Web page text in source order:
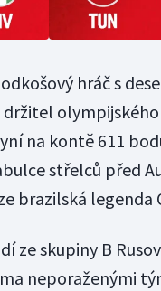
hráč s
držitel
na kontě 611
střelců před
brazilská legenda
ze skupiny B
neporaženými